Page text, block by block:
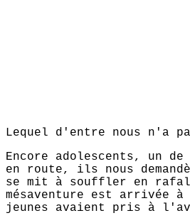
Lequel d'entre nous n'a
Encore adolescents, un
en route, ils nous
se mit à souffler en
mésaventure est arrivée
jeunes avaient pris à